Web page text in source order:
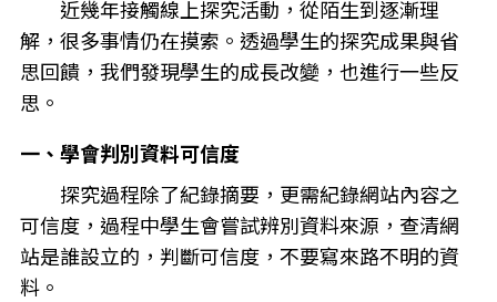
近幾年接觸線上探究活動，從陌生到逐漸理
解，很多事情仍在摸索。透過學生的探究成果與省
思回饋，我們發現學生的成長改變，也進行一些反
思。
一、學會判別資料可信度
探究過程除了紀錄摘要，更需紀錄網站內容之
可信度，過程中學生會嘗試辨別資料來源，查清網
站是誰設立的，判斷可信度，不要寫來路不明的資
料。